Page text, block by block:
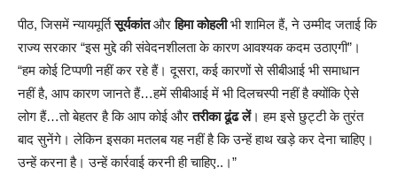
पीठ, जिसमें न्यायमूर्तिसूर्यकांतऔरहिमा कोहलीभी शामिल हैं, ने उम्मीद जताई कि
राज्य सरकार “इस मुद्दे की संवेदनशीलता के कारण आवश्यक कदम उठाएगी”।
“हम कोई टिप्पणी नहीं कर रहे हैं। दूसरा, कई कारणों से सीबीआई भी समाधान
नहीं है, आप कारण जानते हैं…हमें सीबीआई में भी दिलचस्पी नहीं है क्योंकि ऐसे
लोग हैं…तो बेहतर है कि आप कोई औरतरीका ढूंढ लें। हम इसे छुट्टी के तुरंत
बाद सुनेंगे। लेकिन इसका मतलब यह नहीं है कि उन्हें हाथ खड़े कर देना चाहिए।
उन्हें करना है। उन्हें कार्रवाई करनी ही चाहिए..।”